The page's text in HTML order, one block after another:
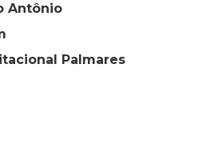
Antônio
Palmares